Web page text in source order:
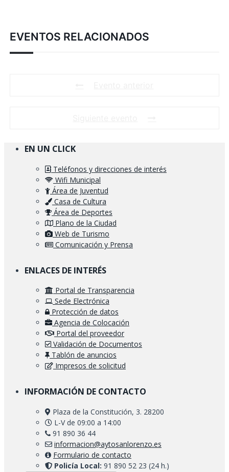
EVENTOS RELACIONADOS
EN UN CLICK
Teléfonos y direcciones de interés
Wifi Municipal
Área de Juventud
Casa de Cultura
Área de Deportes
Plano de la Ciudad
Web de Turismo
Comunicación y Prensa
ENLACES DE INTERÉS
Portal de Transparencia
Sede Electrónica
Protección de datos
Agencia de Colocación
Portal del proveedor
Validación de Documentos
Tablón de anuncios
Impresos de solicitud
INFORMACIÓN DE CONTACTO
Plaza de la Constitución, 3. 28200
L-V de 09:00 a 14:00
91 890 36 44
informacion@aytosanlorenzo.es
Formulario de contacto
Policía Local: 91 890 52 23 (24 h.)